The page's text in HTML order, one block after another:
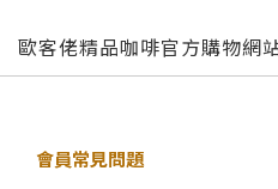
歐客佬精品咖啡官方購物網
會員常見問題